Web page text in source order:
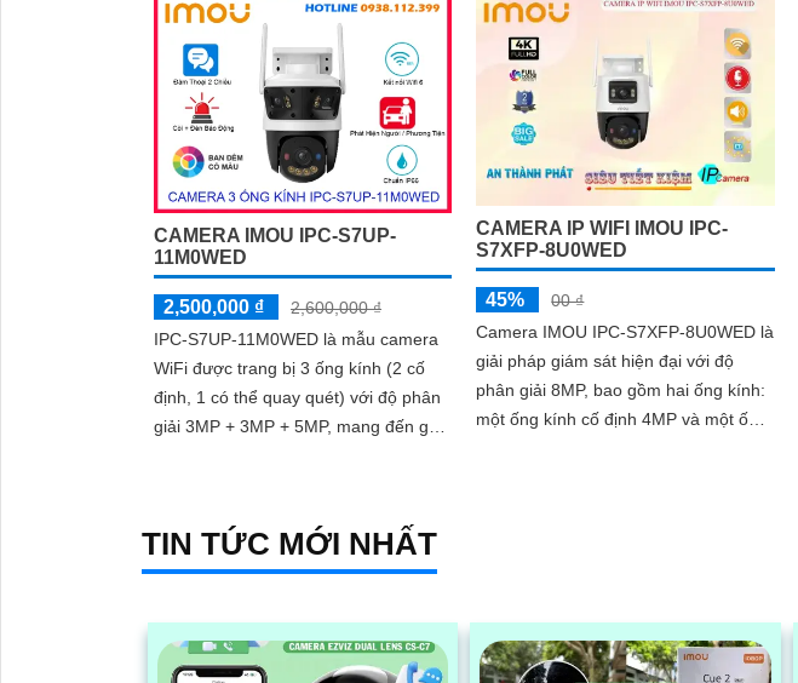
CAMERA IMOU IPC-S7UP-
11M0WED
2,500,000 ₫
2,600,000 ₫
IPC-S7UP-11M0WED là mẫu camera
WiFi được trang bị 3 ống kính (2 cố
định, 1 có thể quay quét) với độ phân
giải 3MP + 3MP + 5MP, mang đến góc
kiện ánh sáng
CAMERA IP WIFI IMOU IPC-
S7XFP-8U0WED
45%
00 ₫
Camera IMOU IPC-S7XFP-8U0WED là
giải pháp giám sát hiện đại với độ
phân giải 8MP, bao gồm hai ống kính:
một ống kính cố định 4MP và một ống
TIN TỨC MỚI NHẤT